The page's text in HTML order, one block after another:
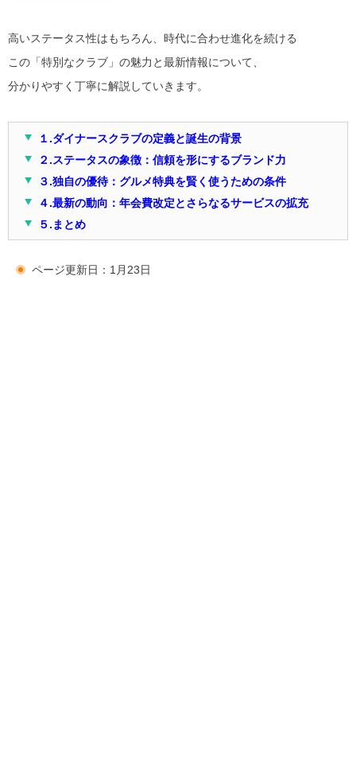
高いステータス性はもちろん、時代に合わせ進化を続ける
この「特別なクラブ」の魅力と最新情報について、
分かりやすく丁寧に解説していきます。
１.ダイナースクラブの定義と誕生の背景
２.ステータスの象徴：信頼を形にするブランド力
３.独自の優待：グルメ特典を賢く使うための条件
４.最新の動向：年会費改定とさらなるサービスの拡充
５.まとめ
ページ更新日：1月23日